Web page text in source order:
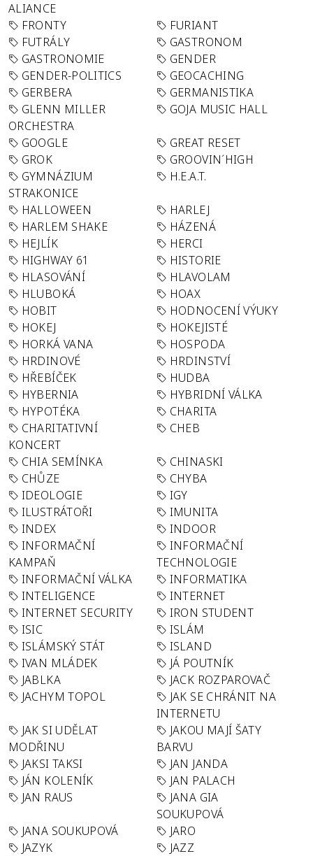
ALIANCE
FRONTY
FURIANT
FUTRÁLY
GASTRONOM
GASTRONOMIE
GENDER
GENDER-POLITICS
GEOCACHING
GERBERA
GERMANISTIKA
GLENN MILLER
ORCHESTRA
GOJA MUSIC HALL
GOOGLE
GREAT RESET
GROK
GROOVIN´HIGH
GYMNÁZIUM
STRAKONICE
H.E.A.T.
HALLOWEEN
HARLEJ
HARLEM SHAKE
HÁZENÁ
HEJLÍK
HERCI
HIGHWAY 61
HISTORIE
HLASOVÁNÍ
HLAVOLAM
HLUBOKÁ
HOAX
HOBIT
HODNOCENÍ VÝUKY
HOKEJ
HOKEJISTÉ
HORKÁ VANA
HOSPODA
HRDINOVÉ
HRDINSTVÍ
HŘEBÍČEK
HUDBA
HYBERNIA
HYBRIDNÍ VÁLKA
HYPOTÉKA
CHARITA
CHARITATIVNÍ
KONCERT
CHEB
CHIA SEMÍNKA
CHINASKI
CHŮZE
CHYBA
IDEOLOGIE
IGY
ILUSTRÁTOŘI
IMUNITA
INDEX
INDOOR
INFORMAČNÍ
KAMPAŇ
INFORMAČNÍ
TECHNOLOGIE
INFORMAČNÍ VÁLKA
INFORMATIKA
INTELIGENCE
INTERNET
INTERNET SECURITY
IRON STUDENT
ISIC
ISLÁM
ISLÁMSKÝ STÁT
ISLAND
IVAN MLÁDEK
JÁ POUTNÍK
JABLKA
JACK ROZPAROVAČ
JACHYM TOPOL
JAK SE CHRÁNIT NA
INTERNETU
JAK SI UDĚLAT
MODŘINU
JAKOU MAJÍ ŠATY
BARVU
JAKSI TAKSI
JAN JANDA
JÁN KOLENÍK
JAN PALACH
JAN RAUS
JANA GIA
SOUKUPOVÁ
JANA SOUKUPOVÁ
JARO
JAZYK
JAZZ